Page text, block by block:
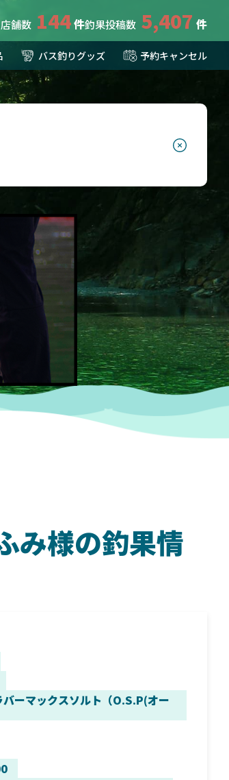
舗数 144 釣果投稿数 5,407
バス釣りグッズ 予約キャンセル
み様の釣果情
バーマックスソルト（O.S.P(オー
ノ25コンプレックス XR！ライトリグを
ままに！24ヴァンフォードとの違いも
2025年2月2日